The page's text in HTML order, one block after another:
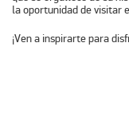
la oportunidad de visitar
¡Ven a inspirarte para